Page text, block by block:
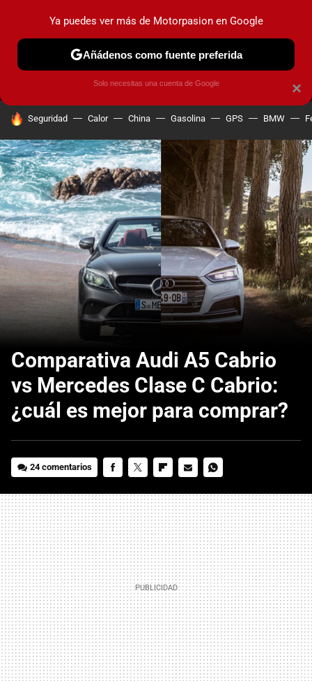
MENÚ NUEVO
COCHES ELÉCTRICOS OBSERVATORIO
HOY SE HABLA DE
Seguridad Calor China Gasolina GPS BMW
Comparativa Audi A5 Cabrio
vs Mercedes Clase C Cabrio:
¿cuál es mejor para comprar?
24 comentarios
MAIL
×
Ya puedes ver más de Motorpasion en Google
Añádenos como fuente preferida
Solo necesitas una cuenta de Google